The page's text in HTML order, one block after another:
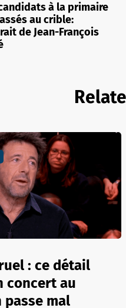
à la primaire
au crible:
de Jean-François
: ce détail
concert au
passe mal